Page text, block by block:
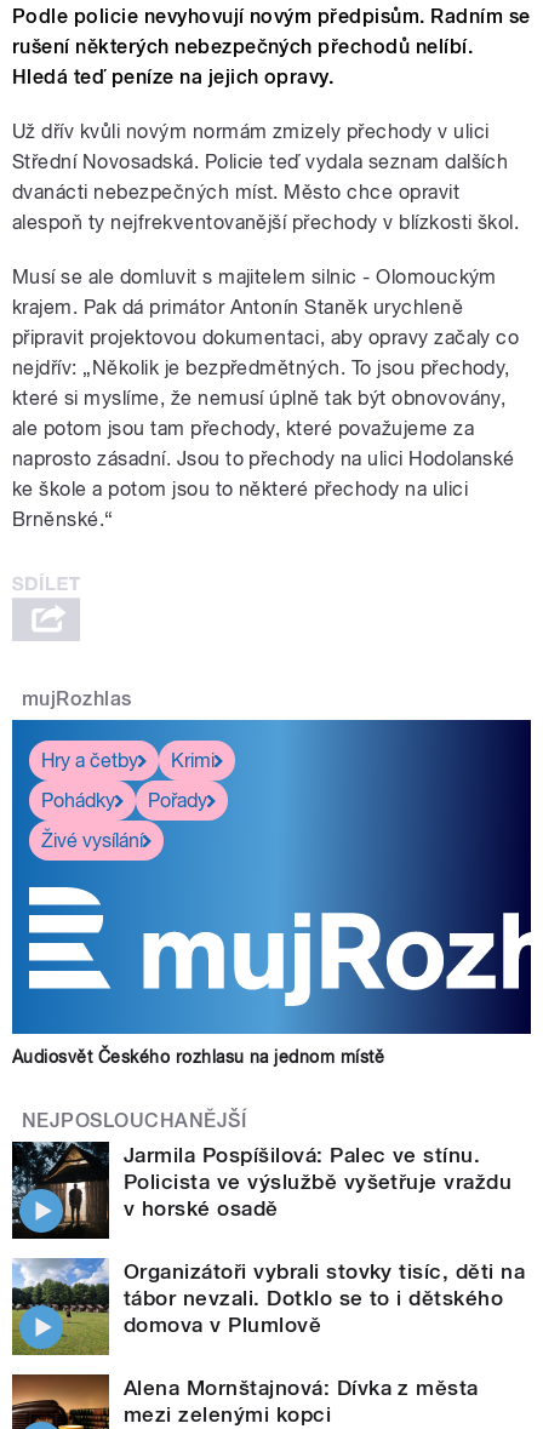
Podle policie nevyhovují novým předpisům. Radním se
rušení některých nebezpečných přechodů nelíbí.
Hledá teď peníze na jejich opravy.
Už dřív kvůli novým normám zmizely přechody v ulici
Střední Novosadská. Policie teď vydala seznam dalších
dvanácti nebezpečných míst. Město chce opravit
alespoň ty nejfrekventovanější přechody v blízkosti škol.
Musí se ale domluvit s majitelem silnic - Olomouckým
krajem. Pak dá primátor Antonín Staněk urychleně
připravit projektovou dokumentaci, aby opravy začaly co
nejdřív: „Několik je bezpředmětných. To jsou přechody,
které si myslíme, že nemusí úplně tak být obnovovány,
ale potom jsou tam přechody, které považujeme za
naprosto zásadní. Jsou to přechody na ulici Hodolanské
ke škole a potom jsou to některé přechody na ulici
Brněnské.“
mujRozhlas
Hry a četby
Krimi
Pohádky
Pořady
Živé vysílání
Audiosvět Českého rozhlasu na jednom místě
NEJPOSLOUCHANĚJŠÍ
Jarmila Pospíšilová: Palec ve stínu.
Policista ve výslužbě vyšetřuje vraždu
v horské osadě
Organizátoři vybrali stovky tisíc, děti na
tábor nevzali. Dotklo se to i dětského
domova v Plumlově
Alena Mornštajnová: Dívka z města
mezi zelenými kopci